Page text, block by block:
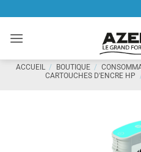
contenu
ACCUEIL / BOUTIQUE /
CARTOUCHES D'ENCRE HP